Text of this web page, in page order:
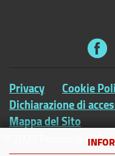
Privacy Cookie
Dichiarazione di
Mappa del Sito
© 2023 Provincia di